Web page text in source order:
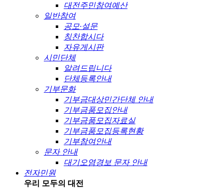
대전주민참여예산
일반참여
공모·설문
칭찬합시다
자유게시판
시민단체
알려드립니다
단체등록안내
기부문화
기부금대상민간단체 안내
기부금품모집안내
기부금품모집자료실
기부금품모집등록현황
기부참여안내
문자 안내
대기오염경보 문자 안내
전자민원
우리 모두의 대전